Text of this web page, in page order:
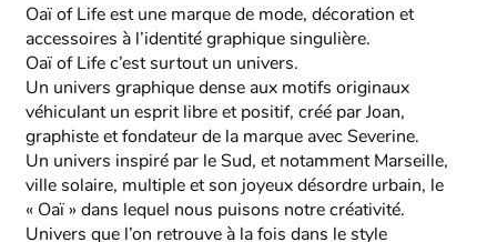
Oaï of Life est une marque de mode, décoration et
accessoires à l’identité graphique singulière.
Oaï of Life c’est surtout un univers.
Un univers graphique dense aux motifs originaux
véhiculant un esprit libre et positif, créé par Joan,
graphiste et fondateur de la marque avec Severine.
Un univers inspiré par le Sud, et notamment Marseille,
ville solaire, multiple et son joyeux désordre urbain, le
« Oaï » dans lequel nous puisons notre créativité.
Univers que l’on retrouve à la fois dans le style